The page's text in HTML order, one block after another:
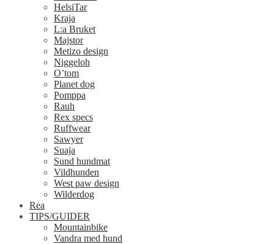
HelsiTar
Kraja
L:a Bruket
Majstor
Metizo design
Niggeloh
O’tom
Planet dog
Pomppa
Rauh
Rex specs
Ruffwear
Sawyer
Suaja
Sund hundmat
Vildhunden
West paw design
Wilderdog
Rea
TIPS/GUIDER
Mountainbike
Vandra med hund